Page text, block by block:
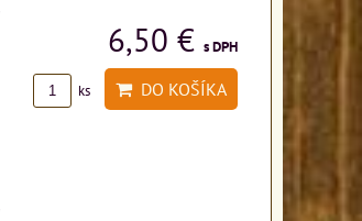
6,50 € s DPH
ks DO KOŠÍKA